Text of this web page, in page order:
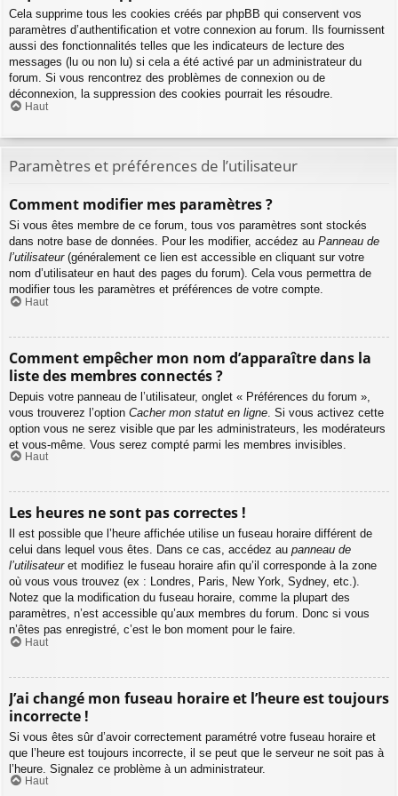
Cela supprime tous les cookies créés par phpBB qui conservent vos
paramètres d’authentification et votre connexion au forum. Ils fournissent
aussi des fonctionnalités telles que les indicateurs de lecture des
messages (lu ou non lu) si cela a été activé par un administrateur du
forum. Si vous rencontrez des problèmes de connexion ou de
déconnexion, la suppression des cookies pourrait les résoudre.
Haut
Paramètres et préférences de l’utilisateur
Comment modifier mes paramètres ?
Si vous êtes membre de ce forum, tous vos paramètres sont stockés
dans notre base de données. Pour les modifier, accédez au Panneau de
l’utilisateur(généralement ce lien est accessible en cliquant sur votre
nom d’utilisateur en haut des pages du forum). Cela vous permettra de
modifier tous les paramètres et préférences de votre compte.
Haut
Comment empêcher mon nom d’apparaître dans la
liste des membres connectés ?
Depuis votre panneau de l’utilisateur, onglet « Préférences du forum »,
vous trouverez l’option Cacher mon statut en ligne . Si vous activez cette
option vous ne serez visible que par les administrateurs, les modérateurs
et vous-même. Vous serez compté parmi les membres invisibles.
Haut
Les heures ne sont pas correctes !
Il est possible que l’heure affichée utilise un fuseau horaire différent de
celui dans lequel vous êtes. Dans ce cas, accédez au panneau de
l’utilisateuret modifiez le fuseau horaire afin qu’il corresponde à la zone
où vous vous trouvez (ex : Londres, Paris, New York, Sydney, etc.).
Notez que la modification du fuseau horaire, comme la plupart des
paramètres, n’est accessible qu’aux membres du forum. Donc si vous
n’êtes pas enregistré, c’est le bon moment pour le faire.
Haut
J’ai changé mon fuseau horaire et l’heure est toujours
incorrecte !
Si vous êtes sûr d’avoir correctement paramétré votre fuseau horaire et
que l’heure est toujours incorrecte, il se peut que le serveur ne soit pas à
l’heure. Signalez ce problème à un administrateur.
Haut